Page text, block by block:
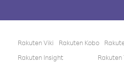
Rakuten Viki Rakuten Kobo
Rakuten Insight
Rakuten